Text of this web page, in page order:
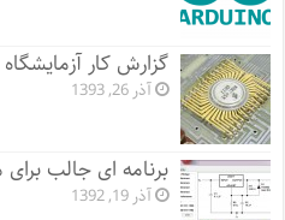
گزارش کار
آذر 26, 1393
برنامه ای جالب
آذر 19, 1392